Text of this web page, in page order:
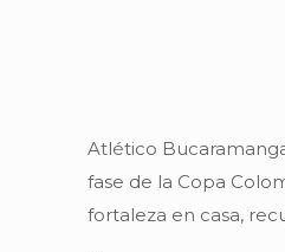
Atlético
fase de la Copa
fortaleza en casa,